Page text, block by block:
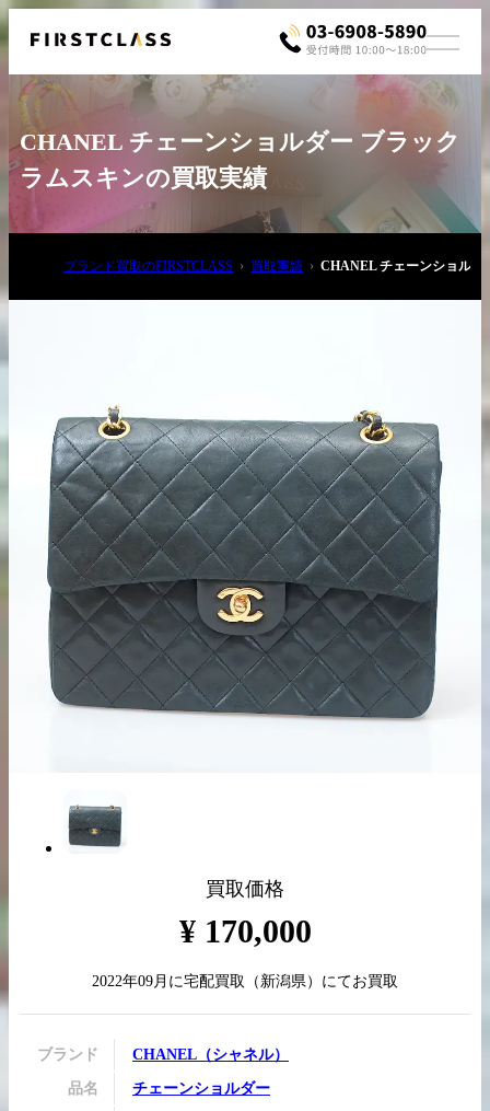
出張買取の
お申込み
宅配買取の
お申込み
買取実績はこちらから
CHANEL チェーンショルダー ブラック
ラムスキンの買取実績
ブランド買取のFIRSTCLASS 買取実績 CHANEL チェーンショルダ
買取価格
¥ 170,000
2022年09月 に宅配買取 （ 新潟県）にてお買取
ブランド CHANEL （シャネル）
品名 チェーンショルダー